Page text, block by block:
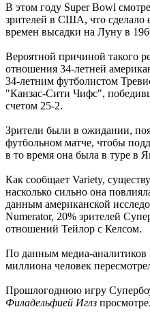
В этом году Super Bowl
зрителей в США, что сделало
времен высадки на Луну в
Вероятной причиной такого
отношения 34-летней
34-летним футболистом
"Канзас-Сити Чифс",
счетом 25-2.
Зрители были в ожидании,
футбольном матче, чтобы
в то время она была в туре в
Как сообщает Variety,
насколько сильно она
данным американской
Numerator, 20% зрителей
отношений Тейлор с Келсом.
По данным медиа-аналитиков
миллиона человек
Прошлогоднюю игру
Филадельфией Иглз